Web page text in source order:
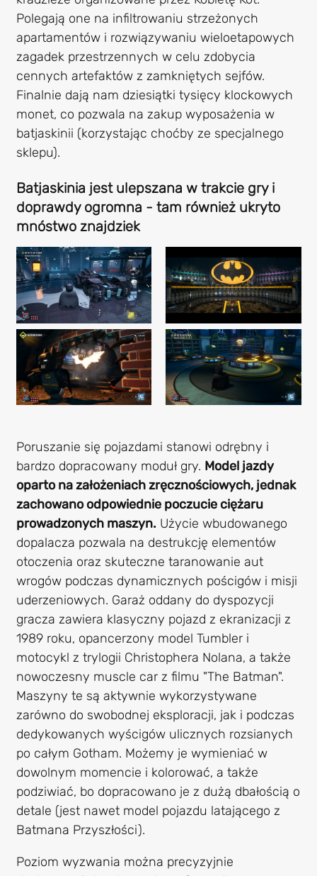
Polegają one na infiltrowaniu strzeżonych
apartamentów i rozwiązywaniu wieloetapowych
zagadek przestrzennych w celu zdobycia
cennych artefaktów z zamkniętych sejfów.
Finalnie dają nam dziesiątki tysięcy klockowych
monet, co pozwala na zakup wyposażenia w
batjaskinii (korzystając choćby ze specjalnego
sklepu).
Batjaskinia jest ulepszana w trakcie gry i
doprawdy ogromna - tam również ukryto
mnóstwo znajdziek
Poruszanie się pojazdami stanowi odrębny i
bardzo dopracowany moduł gry. Model jazdy
oparto na założeniach zręcznościowych, jednak
zachowano odpowiednie poczucie ciężaru
prowadzonych maszyn. Użycie wbudowanego
dopalacza pozwala na destrukcję elementów
otoczenia oraz skuteczne taranowanie aut
wrogów podczas dynamicznych pościgów i misji
uderzeniowych. Garaż oddany do dyspozycji
gracza zawiera klasyczny pojazd z ekranizacji z
1989 roku, opancerzony model Tumbler i
motocykl z trylogii Christophera Nolana, a także
nowoczesny muscle car z filmu "The Batman".
Maszyny te są aktywnie wykorzystywane
zarówno do swobodnej eksploracji, jak i podczas
dedykowanych wyścigów ulicznych rozsianych
po całym Gotham. Możemy je wymieniać w
dowolnym momencie i kolorować, a także
podziwiać, bo dopracowano je z dużą dbałością o
detale (jest nawet model pojazdu latającego z
Batmana Przyszłości).
Poziom wyzwania można precyzyjnie